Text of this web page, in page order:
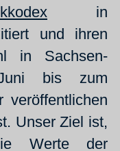
in
und ihren
in Sachsen-
bis zum
veröffentlichen
Unser Ziel ist,
Werte der